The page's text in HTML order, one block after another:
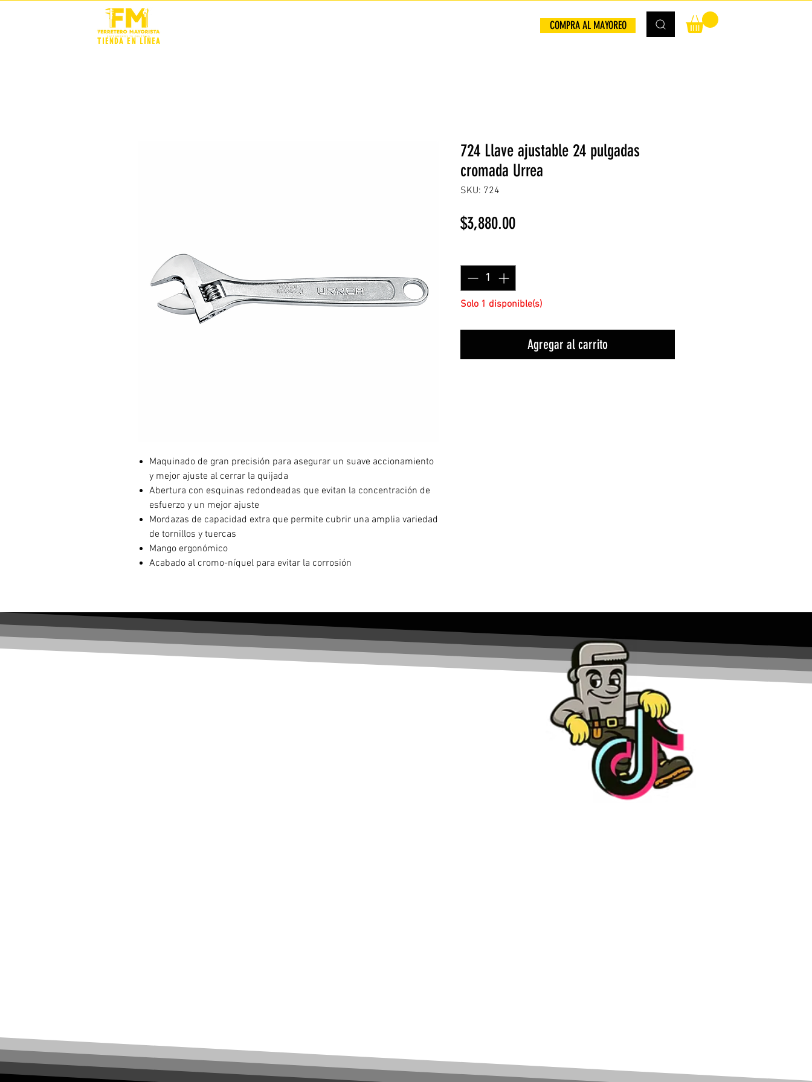
TIENDA EN LÍNEA
COMPRA AL MAYOREO
Maquinado de gran precisión para asegurar un suave accionamiento
y mejor ajuste al cerrar la quijada
Abertura con esquinas redondeadas que evitan la concentración de
esfuerzo y un mejor ajuste
Mordazas de capacidad extra que permite cubrir una amplia variedad
de tornillos y tuercas
Mango ergonómico
Acabado al cromo-níquel para evitar la corrosión
724 Llave ajustable 24 pulgadas
cromada Urrea
SKU: 724
$3,880.00Precio
Solo 1 disponible(s)
Agregar al carrito